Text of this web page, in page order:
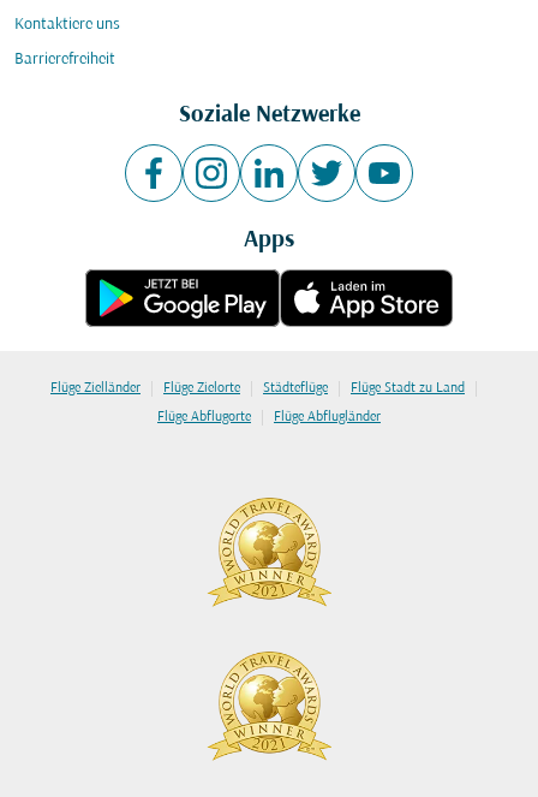
Kontaktiere uns
Barrierefreiheit
Soziale Netzwerke
Apps
Flüge Zielländer | Flüge Zielorte | Städteflüge | Flüge Stadt zu Land |
Flüge Abflugorte | Flüge Abflugländer